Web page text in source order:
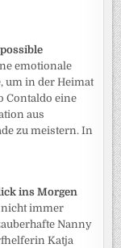
emotionale
um in der Heimat
Contaldo eine
aus
zu meistern. In
ins Morgen
nicht immer
Nanny
Katja